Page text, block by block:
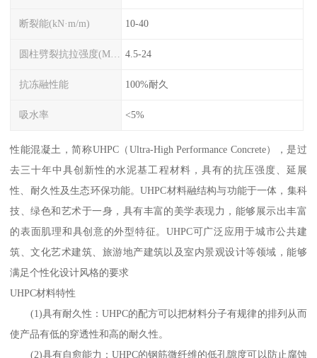
断裂能(kN·m/m) 10-40
圆柱劈裂抗拉强度(MPa) 4.5-24
抗冻融性能 100%耐久
吸水率 <5%
性能混凝土，简称UHPC（Ultra-High Performance Concrete），是过
去三十年中具创新性的水泥基工程材料，具有的抗压强度、延展
性、耐久性及生态环保功能。UHPC材料融结构与功能于一体，集科
技、绿色和艺术于一身，具有丰富的美学表现力，能够展示出丰富
的表面肌理和具创意的外型特征。UHPC可广泛应用于城市公共建
筑、文化艺术建筑、旅游地产建筑以及室内景观设计等领域，能够
满足个性化设计风格的要求
UHPC材料特性
(1)具有耐久性：UHPC的配方可以把材料分子有规律的排列从而
使产品有低的穿透性和高的耐久性。
(2)具有自愈能力：UHPC的钢筋微纤维的低孔隙度可以防止腐蚀